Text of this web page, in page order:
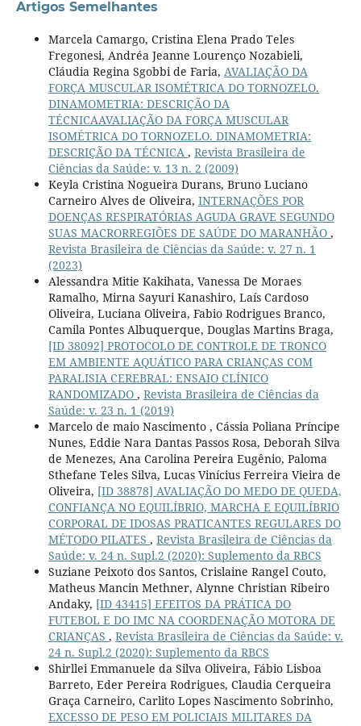
Artigos Semelhantes
Marcela Camargo, Cristina Elena Prado Teles
Fregonesi, Andréa Jeanne Lourenço Nozabieli,
Cláudia Regina Sgobbi de Faria, AVALIAÇÃO DA
FORÇA MUSCULAR ISOMÉTRICA DO TORNOZELO.
DINAMOMETRIA: DESCRIÇÃO DA
TÉCNICAAVALIAÇÃO DA FORÇA MUSCULAR
ISOMÉTRICA DO TORNOZELO. DINAMOMETRIA:
DESCRIÇÃO DA TÉCNICA , Revista Brasileira de
Ciências da Saúde: v. 13 n. 2 (2009)
Keyla Cristina Nogueira Durans, Bruno Luciano
Carneiro Alves de Oliveira, INTERNAÇÕES POR
DOENÇAS RESPIRATÓRIAS AGUDA GRAVE SEGUNDO
SUAS MACRORREGIÕES DE SAÚDE DO MARANHÃO ,
Revista Brasileira de Ciências da Saúde: v. 27 n. 1
(2023)
Alessandra Mitie Kakihata, Vanessa De Moraes
Ramalho, Mirna Sayuri Kanashiro, Laís Cardoso
Oliveira, Luciana Oliveira, Fabio Rodrigues Branco,
Camila Pontes Albuquerque, Douglas Martins Braga,
[ID 38092] PROTOCOLO DE CONTROLE DE TRONCO
EM AMBIENTE AQUÁTICO PARA CRIANÇAS COM
PARALISIA CEREBRAL: ENSAIO CLÍNICO
RANDOMIZADO , Revista Brasileira de Ciências da
Saúde: v. 23 n. 1 (2019)
Marcelo de maio Nascimento , Cássia Poliana Príncipe
Nunes, Eddie Nara Dantas Passos Rosa, Deborah Silva
de Menezes, Ana Carolina Pereira Eugênio, Paloma
Sthefane Teles Silva, Lucas Vinícius Ferreira Vieira de
Oliveira, [ID 38878] AVALIAÇÃO DO MEDO DE QUEDA,
CONFIANÇA NO EQUILÍBRIO, MARCHA E EQUILÍBRIO
CORPORAL DE IDOSAS PRATICANTES REGULARES DO
MÉTODO PILATES , Revista Brasileira de Ciências da
Saúde: v. 24 n. Supl.2 (2020): Suplemento da RBCS
Suziane Peixoto dos Santos, Crislaine Rangel Couto,
Matheus Mancin Methner, Alynne Christian Ribeiro
Andaky, [ID 43415] EFEITOS DA PRÁTICA DO
FUTEBOL E DO IMC NA COORDENAÇÃO MOTORA DE
CRIANÇAS , Revista Brasileira de Ciências da Saúde: v.
24 n. Supl.2 (2020): Suplemento da RBCS
Shirllei Emmanuele da Silva Oliveira, Fábio Lisboa
Barreto, Eder Pereira Rodrigues, Claudia Cerqueira
Graça Carneiro, Carlito Lopes Nascimento Sobrinho,
EXCESSO DE PESO EM POLICIAIS MILITARES DA